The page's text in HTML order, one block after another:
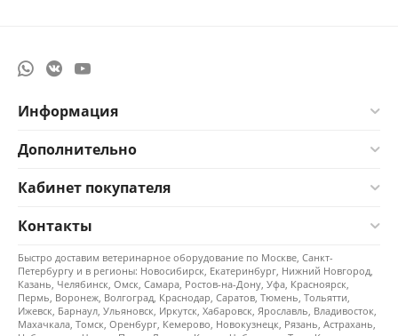
Информация
Дополнительно
Кабинет покупателя
Контакты
Быстро доставим ветеринарное оборудование по Москве, Санкт-
Петербургу и в регионы: Новосибирск, Екатеринбург, Нижний Новгород,
Казань, Челябинск, Омск, Самара, Ростов-на-Дону, Уфа, Красноярск,
Пермь, Воронеж, Волгоград, Краснодар, Саратов, Тюмень, Тольятти,
Ижевск, Барнаул, Ульяновск, Иркутск, Хабаровск, Ярославль, Владивосток,
Махачкала, Томск, Оренбург, Кемерово, Новокузнецк, Рязань, Астрахань,